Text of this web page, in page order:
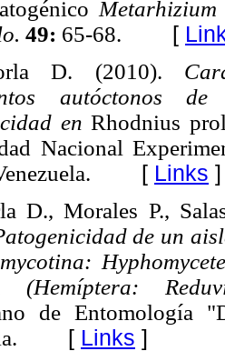
49: 65-68. [
D. (2010).
autóctonos
enRhodnius
Nacional
[ Links ]
D., Morales P.,
de un
(Hemíptera:
de Entomología
[ Links ]